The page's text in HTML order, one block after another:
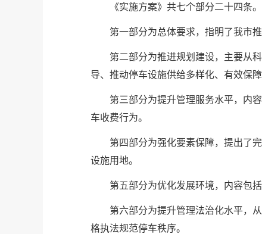
《实施方案》共七个部分二十四条。
第一部分为总体要求，指明了我市
第二部分为推进规划建设，主要从
导、推动停车设施供给多样化、有效保
第三部分为提升管理服务水平，内
车收费行为。
第四部分为强化要素保障，提出了
设施用地。
第五部分为优化发展环境，内容包
第六部分为提升管理法治化水平，
格执法规范停车秩序。